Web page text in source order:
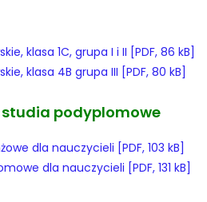
klasa 1C, grupa I i II [PDF, 86 kB]
klasa 4B grupa III [PDF, 80 kB]
studia podyplomowe
dla nauczycieli [PDF, 103 kB]
dla nauczycieli [PDF, 131 kB]